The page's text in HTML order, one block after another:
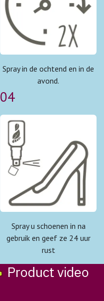
Spray in de ochtend en in de
avond.
04
Spray u schoenen in na
gebruik en geef ze 24 uur
rust
Product video